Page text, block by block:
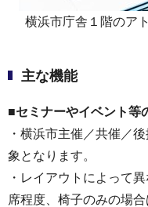
横浜市庁舎１階のア
主な機能
■セミナーやイベント等
・横浜市主催／共催／
象となります。
・レイアウトによって
席程度、椅子のみの場